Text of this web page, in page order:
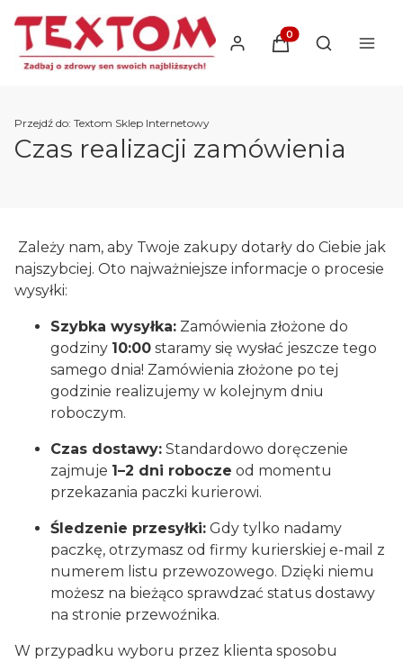
Produkty w
Otwórz
Przejdź do: Textom Sklep Internetowy
Czas realizacji zamówienia
Zależy nam, aby Twoje zakupy dotarły do Ciebie jak
najszybciej. Oto najważniejsze informacje o procesie
wysyłki:
Szybka wysyłka: Zamówienia złożone do
godziny 10:00 staramy się wysłać jeszcze tego
samego dnia! Zamówienia złożone po tej
godzinie realizujemy w kolejnym dniu
roboczym.
Czas dostawy: Standardowo doręczenie
zajmuje 1–2 dni robocze od momentu
przekazania paczki kurierowi.
Śledzenie przesyłki: Gdy tylko nadamy
paczkę, otrzymasz od firmy kurierskiej e-mail z
numerem listu przewozowego. Dzięki niemu
możesz na bieżąco sprawdzać status dostawy
na stronie przewoźnika.
W przypadku wyboru przez klienta sposobu